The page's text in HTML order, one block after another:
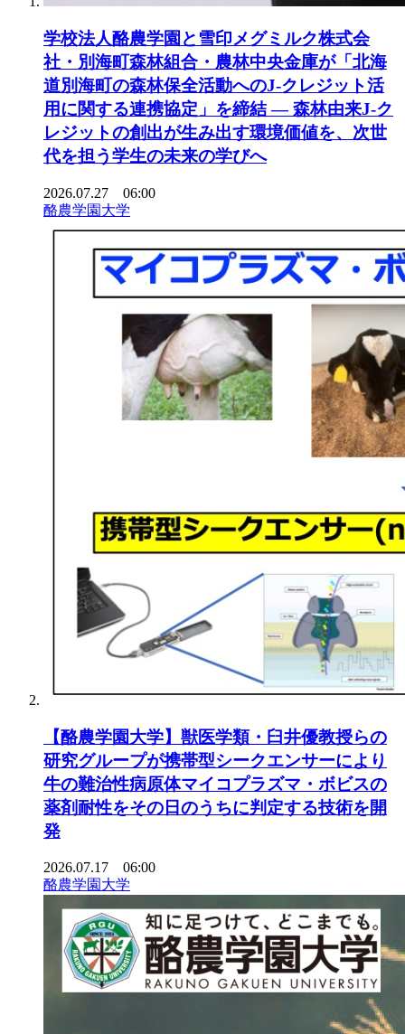
学校法人酪農学園と雪印メグミルク株式会
社・別海町森林組合・農林中央金庫が「北海
道別海町の森林保全活動へのJ-クレジット活
用に関する連携協定」を締結 ― 森林由来J-ク
レジットの創出が生み出す環境価値を、次世
代を担う学生の未来の学びへ
2026.07.27 06:00
酪農学園大学
【酪農学園大学】獣医学類・臼井優教授らの
研究グループが携帯型シークエンサーにより
牛の難治性病原体マイコプラズマ・ボビスの
薬剤耐性をその日のうちに判定する技術を開
発
2026.07.17 06:00
酪農学園大学